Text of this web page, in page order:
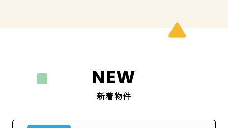
NEW
新着物件